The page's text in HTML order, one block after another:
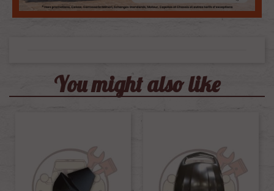
You might also like